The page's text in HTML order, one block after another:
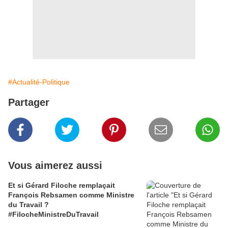
#Actualité-Politique
Partager
Vous aimerez aussi
Et si Gérard Filoche remplaçait
François Rebsamen comme Ministre
du Travail ?
#FilocheMinistreDuTravail